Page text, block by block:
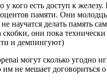
кого есть доступ к железу.
памяти. Они
научатся делать память
они пока технически
и демпингуют)
могут сколько угодно
не мешает договориться